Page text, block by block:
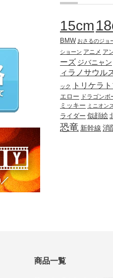
15cm
BMW おさるのジョ
ショーン アニメ ア
ーズ ジバニャン
ィラノサウル
ック トリケラ
エロー
ドラゴンボ
ミッキー ミニオン
ライダー 似顔絵
恐竜 新幹線 消
商品一覧